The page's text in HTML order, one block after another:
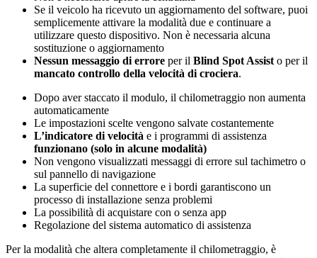
Se il veicolo ha ricevuto un aggiornamento del software, puoi
semplicemente attivare la modalità due e continuare a
utilizzare questo dispositivo. Non è necessaria alcuna
sostituzione o aggiornamento
Nessun messaggio di errore per il Blind Spot Assist o per il
mancato controllo della velocità di crociera.
Dopo aver staccato il modulo, il chilometraggio non aumenta
automaticamente
Le impostazioni scelte vengono salvate costantemente
L’indicatore di velocità e i programmi di assistenza
funzionano (solo in alcune modalità)
Non vengono visualizzati messaggi di errore sul tachimetro o
sul pannello di navigazione
La superficie del connettore e i bordi garantiscono un
processo di installazione senza problemi
La possibilità di acquistare con o senza app
Regolazione del sistema automatico di assistenza
Per la modalità che altera completamente il chilometraggio, è